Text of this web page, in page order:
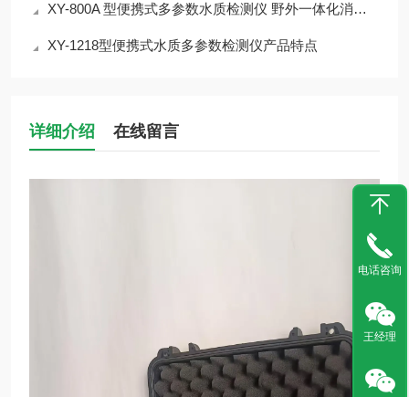
XY-800A 型便携式多参数水质检测仪 野外一体化消解比色介绍
XY-1218型便携式水质多参数检测仪产品特点
详细介绍 在线留言
电话咨询
王经理